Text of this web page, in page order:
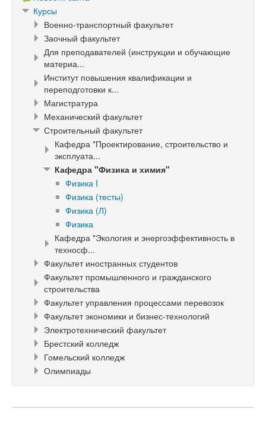
Курсы
Военно-транспортный факультет
Заочный факультет
Для преподавателей (инструкции и обучающие
материа...
Институт повышения квалификации и
переподготовки к...
Магистратура
Механический факультет
Строительный факультет
Кафедра "Проектирование, строительство и
эксплуата...
Кафедра "Физика и химия"
Физика I
Физика (тесты)
Физика (Л)
Физика
Кафедра "Экология и энергоэффективность в
техносф...
Факультет иностранных студентов
Факультет промышленного и гражданского
строительства
Факультет управления процессами перевозок
Факультет экономики и бизнес-технологий
Электротехнический факультет
Брестский колледж
Гомельский колледж
Олимпиады